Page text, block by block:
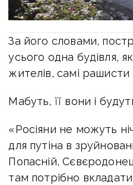
За його словами,
усього одна будівля,
жителів, самі рашисти
Мабуть, її вони і
«Росіяни не можуть
для путіна в
Попасній,
там потрібно